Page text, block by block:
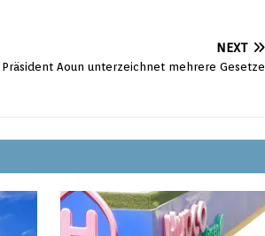
NEXT
Präsident Aoun unterzeichnet mehrere Gesetze